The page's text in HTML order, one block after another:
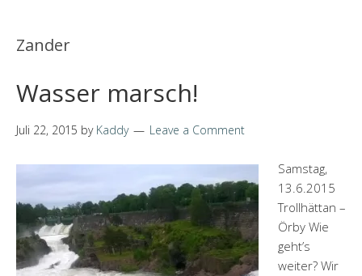
Zander
Wasser marsch!
Juli 22, 2015 by Kaddy Leave a Comment
Samstag,
13.6.2015
Trollhättan –
Örby Wie
geht’s
weiter? Wir